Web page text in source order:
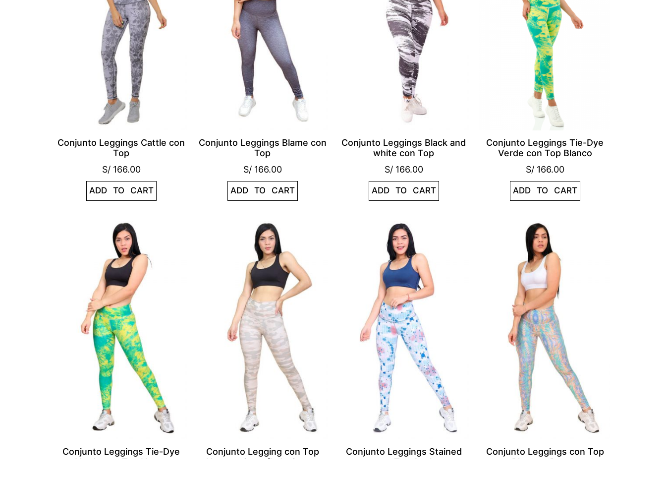
Conjunto Leggings Cattle con
Top
S/166.00
ADD TO CART
Conjunto Leggings Blame con
Top
S/166.00
ADD TO CART
Conjunto Leggings Black and
white con Top
S/166.00
ADD TO CART
Conjunto Leggings Tie-Dye
Verde con Top Blanco
S/166.00
ADD TO CART
Conjunto Leggings Tie-Dye
Conjunto Legging con Top
Negro – Camuflado Crema
Conjunto Leggings Stained
Conjunto Leggings con Top